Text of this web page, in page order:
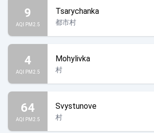
9
AQI PM2.5
Tsarychanka
都市村
4
AQI PM2.5
Mohylivka
村
64
AQI PM2.5
Svystunove
村